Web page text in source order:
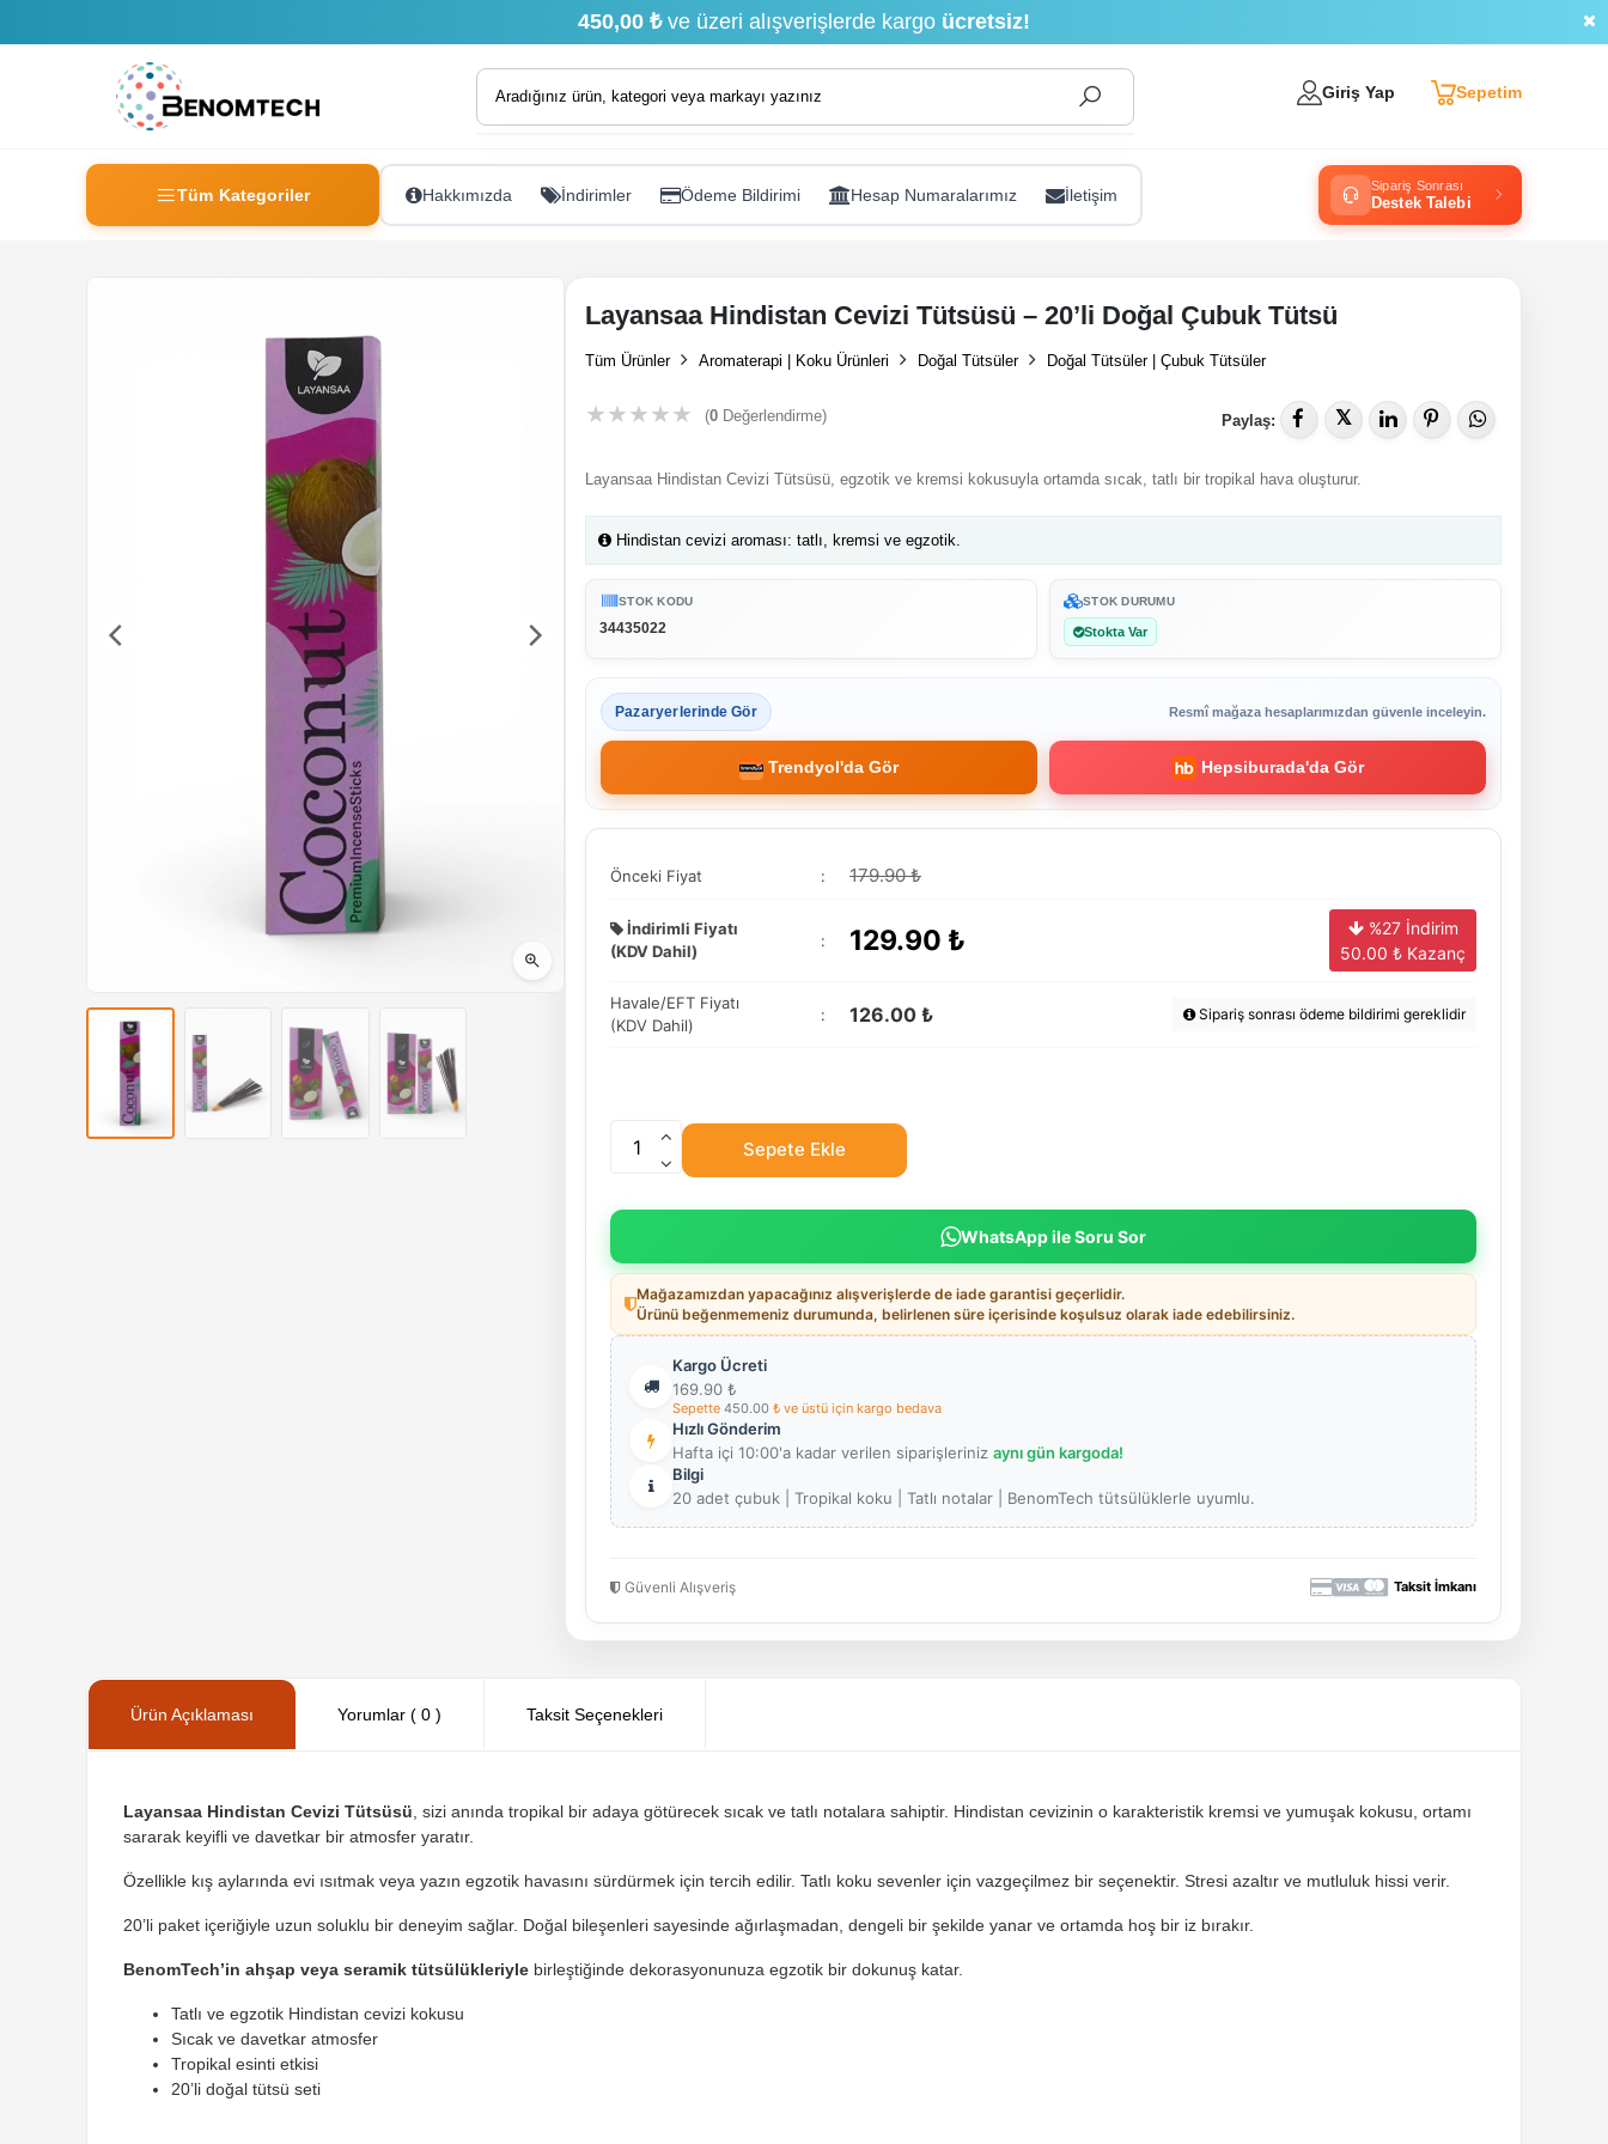
450,00 ₺ ve üzeri alışverişlerde kargo ücretsiz!
Giriş Yap Sepetim
Tüm Kategoriler Hakkımızda İndirimler Ödeme Bildirimi Hesap Numaralarımız İletişim Sipariş Sonrası
Destek Talebi
Layansaa Hindistan Cevizi Tütsüsü – 20’li Doğal Çubuk Tütsü
Tüm Ürünler Aromaterapi | Koku Ürünleri Doğal Tütsüler Doğal Tütsüler | Çubuk Tütsüler
★★★★★ (0 Değerlendirme) Paylaş: 𝕏
Layansaa Hindistan Cevizi Tütsüsü, egzotik ve kremsi kokusuyla ortamda sıcak, tatlı bir tropikal hava oluşturur.
Hindistan cevizi aroması: tatlı, kremsi ve egzotik.
STOK KODU
34435022
STOK DURUMU
Stokta Var
Pazaryerlerinde Gör Resmî mağaza hesaplarımızdan güvenle inceleyin.
Trendyol'da Gör Hepsiburada'da Gör
Önceki Fiyat : 179.90 ₺
İndirimli Fiyatı
(KDV Dahil)
: 129.90 ₺
%27 İndirim
50.00 ₺ Kazanç
Havale/EFT Fiyatı
(KDV Dahil)
: 126.00 ₺ Sipariş sonrası ödeme bildirimi gereklidir
Sepete Ekle
WhatsApp ile Soru Sor
Mağazamızdan yapacağınız alışverişlerde de iade garantisi geçerlidir.
Ürünü beğenmemeniz durumunda, belirlenen süre içerisinde koşulsuz olarak iade edebilirsiniz.
Kargo Ücreti
169.90 ₺
Sepette 450.00 ₺ ve üstü için kargo bedava
Hızlı Gönderim
Hafta içi 10:00'a kadar verilen siparişleriniz aynı gün kargoda!
Bilgi
20 adet çubuk | Tropikal koku | Tatlı notalar | BenomTech tütsülüklerle uyumlu.
Güvenli Alışveriş Taksit İmkanı
Ürün Açıklaması Yorumlar ( 0 ) Taksit Seçenekleri
Layansaa Hindistan Cevizi Tütsüsü, sizi anında tropikal bir adaya götürecek sıcak ve tatlı notalara sahiptir. Hindistan cevizinin o karakteristik kremsi ve yumuşak kokusu, ortamı
sararak keyifli ve davetkar bir atmosfer yaratır.
Özellikle kış aylarında evi ısıtmak veya yazın egzotik havasını sürdürmek için tercih edilir. Tatlı koku sevenler için vazgeçilmez bir seçenektir. Stresi azaltır ve mutluluk hissi verir.
20’li paket içeriğiyle uzun soluklu bir deneyim sağlar. Doğal bileşenleri sayesinde ağırlaşmadan, dengeli bir şekilde yanar ve ortamda hoş bir iz bırakır.
BenomTech’in ahşap veya seramik tütsülükleriyle birleştiğinde dekorasyonunuza egzotik bir dokunuş katar.
Tatlı ve egzotik Hindistan cevizi kokusu
Sıcak ve davetkar atmosfer
Tropikal esinti etkisi
20’li doğal tütsü seti